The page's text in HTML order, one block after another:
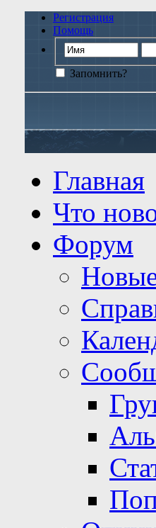
Регистрация
Помощь
Запомнить?
Главная
Что
Форум